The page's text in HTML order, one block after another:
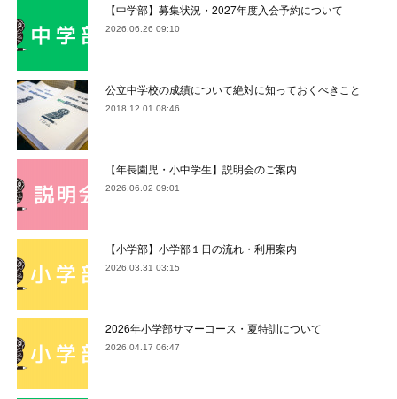
【中学部】募集状況・2027年度入会予約について
2026.06.26 09:10
公立中学校の成績について絶対に知っておくべきこと
2018.12.01 08:46
【年長園児・小中学生】説明会のご案内
2026.06.02 09:01
【小学部】小学部１日の流れ・利用案内
2026.03.31 03:15
2026年小学部サマーコース・夏特訓について
2026.04.17 06:47